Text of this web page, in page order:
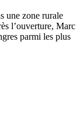
une zone rurale
l’ouverture, Marc
parmi les plus